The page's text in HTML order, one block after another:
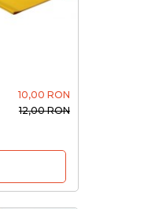
10,00 RON
12,00 RON